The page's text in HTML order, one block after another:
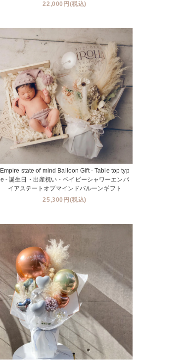
22,000円(税込)
Empire state of mind Balloon Gift - Table top typ
e - 誕生日・出産祝い・ベイビーシャワーエンパ
イアステートオブマインドバルーンギフト
25,300円(税込)